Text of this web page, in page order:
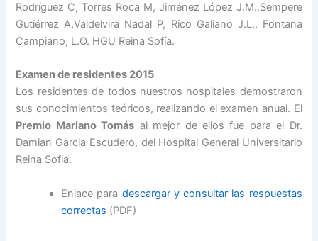
Rodríguez C, Torres Roca M, Jiménez López J.M.,Sempere
Gutiérrez A,Valdelvira Nadal P, Rico Galiano J.L., Fontana
Campiano, L.O. HGU Reina Sofía.
Examen de residentes 2015
Los residentes de todos nuestros hospitales demostraron
sus conocimientos teóricos, realizando el examen anual. El
Premio Mariano Tomás al mejor de ellos fue para el Dr.
Damian Garcia Escudero, del Hospital General Universitario
Reina Sofia.
Enlace para descargar y consultar las respuestas
correctas (PDF)